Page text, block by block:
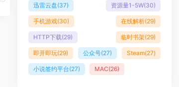
迅雷云盘(37) 资源量1-5W(30)
手机游戏(30) 在线解析(29)
HTTP下载(29) 临时书架(29)
即开即玩(29) 公众号(27) Steam(27)
小说签约平台(27) MAC(26)